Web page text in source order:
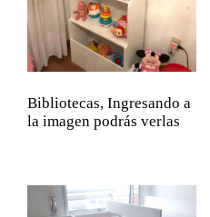
Bibliotecas, Ingresando a
la imagen podrás verlas